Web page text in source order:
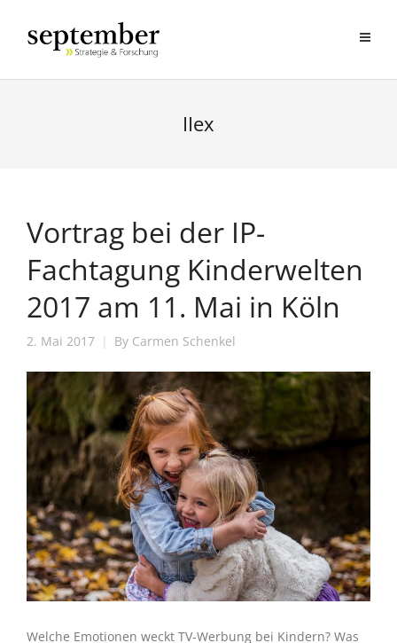
IIex
Vortrag bei der IP-
Fachtagung Kinderwelten
2017 am 11. Mai in Köln
2. Mai 2017 By Carmen Schenkel
Welche Emotionen weckt TV-Werbung bei Kindern? Was